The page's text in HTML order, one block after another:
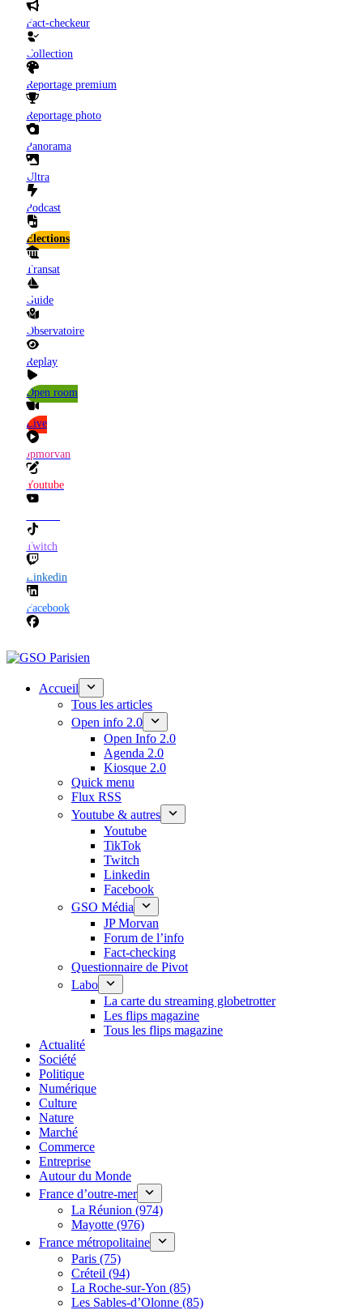
Fact-checkeur
Collection
Reportage premium
Reportage photo
Panorama
Ultra
Podcast
Elections
Transat
Guide
Observatoire
Replay
Open room
Live
Jpmorvan
Youtube
Twitch
Linkedin
Facebook
Accueil
Tous les articles
Open info 2.0
Open Info 2.0
Agenda 2.0
Kiosque 2.0
Quick menu
Flux RSS
Youtube & autres
Youtube
TikTok
Twitch
Linkedin
Facebook
GSO Média
JP Morvan
Forum de l’info
Fact-checking
Questionnaire de Pivot
Labo
La carte du streaming globetrotter
Les flips magazine
Tous les flips magazine
Actualité
Société
Politique
Numérique
Culture
Nature
Marché
Commerce
Entreprise
Autour du Monde
France d’outre-mer
La Réunion (974)
Mayotte (976)
France métropolitaine
Paris (75)
Créteil (94)
La Roche-sur-Yon (85)
Les Sables-d’Olonne (85)